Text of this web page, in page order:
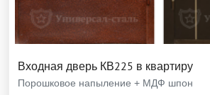
Входная дверь КВ225 в квартиру
Порошковое напыление + МДФ шпон